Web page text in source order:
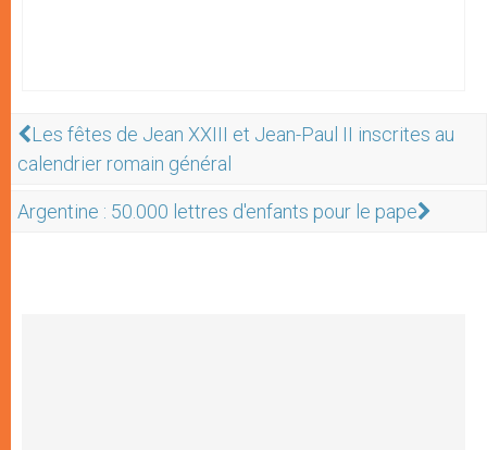
Les fêtes de Jean XXIII et Jean-Paul II inscrites au
calendrier romain général
Argentine : 50.000 lettres d'enfants pour le pape